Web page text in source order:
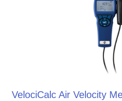
VelociCalc Air Velocity